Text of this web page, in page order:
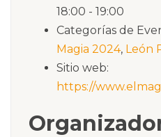
18:00 - 19:00
Categorías de
Magia 2024, León
Sitio web:
https://